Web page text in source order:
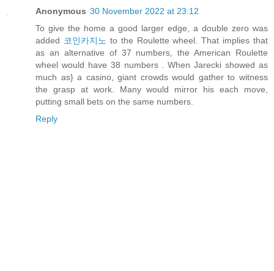
Anonymous 30 November 2022 at 23:12
To give the home a good larger edge, a double zero was
added 코인카지노 to the Roulette wheel. That implies that
as an alternative of 37 numbers, the American Roulette
wheel would have 38 numbers . When Jarecki showed as
much as} a casino, giant crowds would gather to witness
the grasp at work. Many would mirror his each move,
putting small bets on the same numbers.
Reply